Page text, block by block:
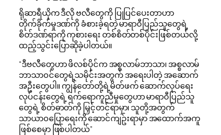
ရိုဆာရီယိုက ဒီလို ဗလီတွေကို ပြုပြင်ပေးတာဟာ
တိုက်ခိုက်မှုဒဏ်ကို ခံစားခဲ့ရတဲ့ မာရာ၀ီပြည်သူတွေရဲ့
စိတ်ဒဏ်ရာကို ကုစားရေး တစ်စိတ်တစ်ပိုင်းဖြစ်တယ်လို့
ထည့်သွင်းပြောဆိုခဲ့ပါတယ်။
“ဒီဗလီတွေဟာ ဖိလစ်ပိုင်က အစ္စလာမ်ဘာသာ၊ အစ္စလာမ်
ဘာသာ၀င်တွေရဲ့သမိုင်းအတွက် အရေးပါတဲ့ အဆောက်
အဦးတွေပါ။ ကျွန်တော်တို့ရဲ့မိတ်ဖက် ဆောက်လုပ်ရေး
လုပ်ငန်းတွေရဲ့ ရက်ရောကူညီမှုတွေဟာ မာရာ၀ီပြည်သူ
တွေရဲ့ စိတ်ဓာတ်ကို မြှင့်တင်ရာမှာ၊ သူတို့အတွက်
သာယာ၀ပြောရေးကို ဆောင်ကျဥ်းရာမှာ အထောက်အကူ
ဖြစ်စေမှာ ဖြစ်ပါတယ်”